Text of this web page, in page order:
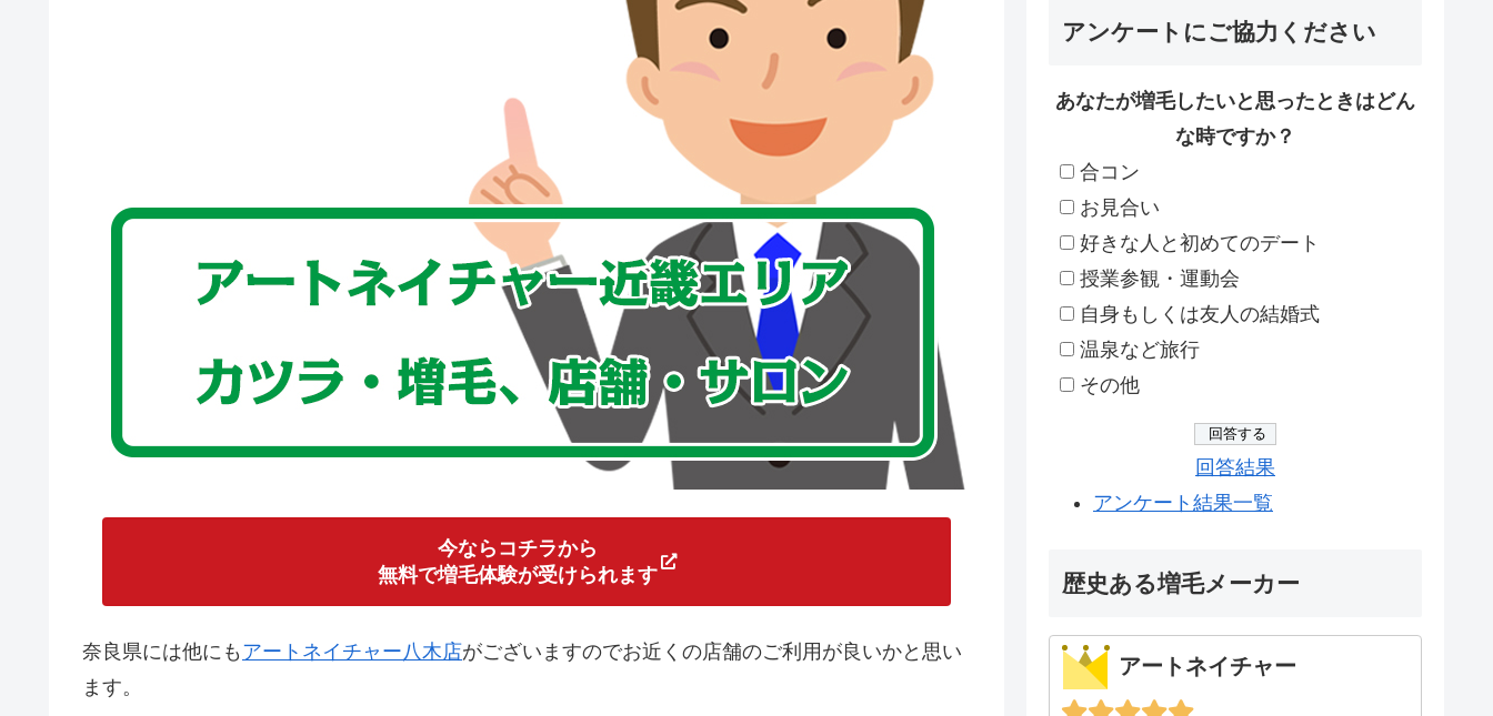
今ならコチラから
無料で増毛体験が受けられます
奈良県には他にも アートネイチャー八木店がございますのでお近くの店舗のご利用が良いかと思い
ます。
アンケートにご協力ください
あなたが増毛したいと思ったときはどん
な時ですか？
合コン
お見合い
好きな人と初めてのデート
授業参観・運動会
自身もしくは友人の結婚式
温泉など旅行
その他
回答結果
アンケート結果一覧
歴史ある増毛メーカー
アートネイチャー